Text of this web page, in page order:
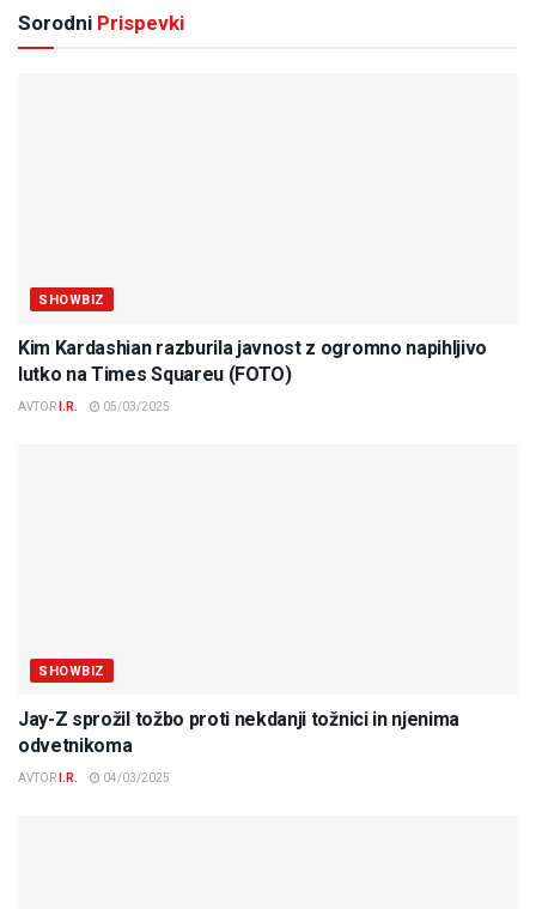
Sorodni Prispevki
SHOWBIZ
Kim Kardashian razburila javnost z ogromno napihljivo
lutko na Times Squareu (FOTO)
AVTOR I.R. 05/03/2025
SHOWBIZ
Jay-Z sprožil tožbo proti nekdanji tožnici in njenima
odvetnikoma
AVTOR I.R. 04/03/2025